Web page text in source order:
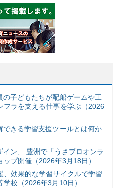
子どもたちが配船ゲームや工
フラを支える仕事を学ぶ（2026
できる学習支援ツールとは何か
ン、 豊洲で「うさプロオンラ
プ開催（2026年3月18日）
効果的な学習サイクルで学習
校（2026年3月10日）